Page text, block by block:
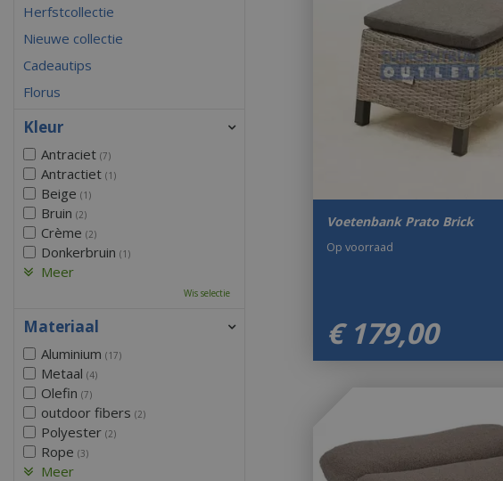
Voetenbank Prato Brick
€ 179,00
Op voorraad
Herfstcollectie
Nieuwe collectie
Cadeautips
Florus
Kleur
Antraciet (7)
Antractiet (1)
Beige (1)
Bruin (2)
Crème (2)
Donkerbruin (1)
Meer
Wis selectie
Materiaal
Aluminium (17)
Metaal (4)
Olefin (7)
outdoor fibers (2)
Polyester (2)
Rope (3)
Meer